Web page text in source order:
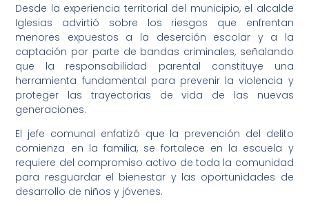
Desde la experiencia territorial del municipio, el alcalde
Iglesias advirtió sobre los riesgos que enfrentan
menores expuestos a la deserción escolar y a la
captación por parte de bandas criminales, señalando
que la responsabilidad parental constituye una
herramienta fundamental para prevenir la violencia y
proteger las trayectorias de vida de las nuevas
generaciones.
El jefe comunal enfatizó que la prevención del delito
comienza en la familia, se fortalece en la escuela y
requiere del compromiso activo de toda la comunidad
para resguardar el bienestar y las oportunidades de
desarrollo de niños y jóvenes.